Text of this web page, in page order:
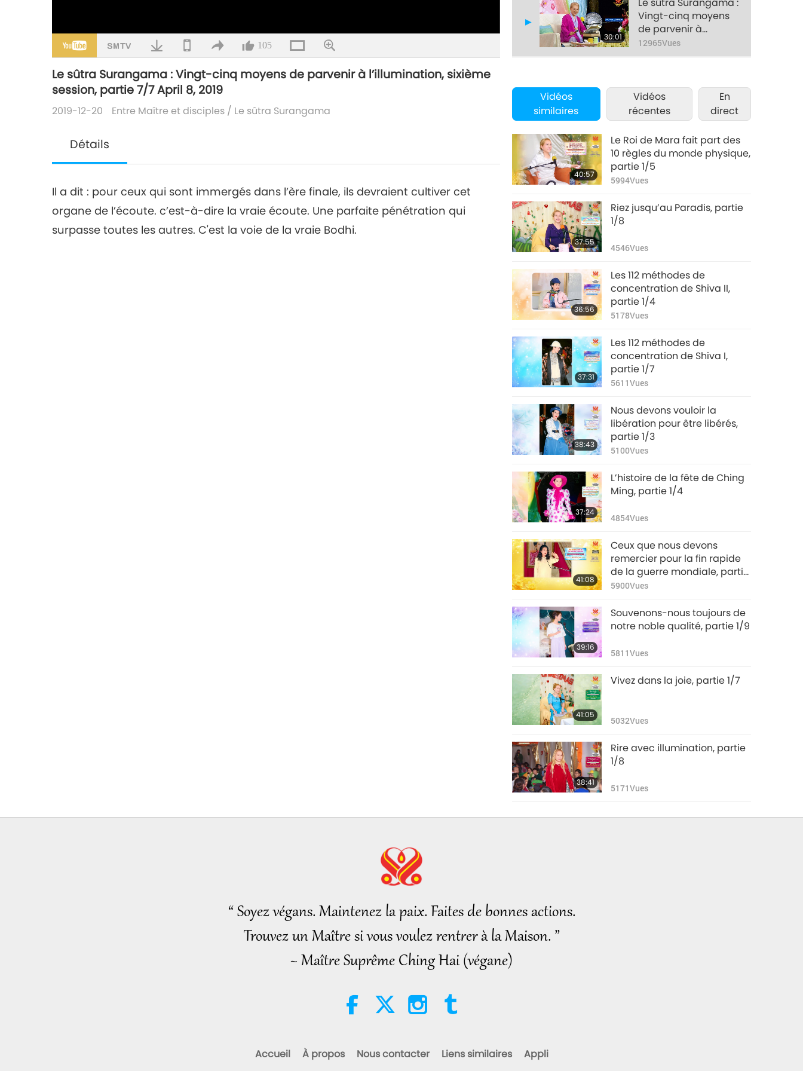
105
Le sûtra Surangama : Vingt-cinq moyens de parvenir à l’illumination, sixième
session, partie 7/7 April 8, 2019
2019-12-20 Entre Maître et disciples / Le sûtra Surangama
Détails
Il a dit : pour ceux qui sont immergés dans l’ère finale, ils devraient cultiver cet
organe de l’écoute. c’est-à-dire la vraie écoute. Une parfaite pénétration qui
surpasse toutes les autres. C'est la voie de la vraie Bodhi.
30:01
Vingt-cinq moyens
de parvenir à
l’illumination, sixième
session, partie 7/7
12965Vues
Vidéos
similaires
Vidéos
récentes
En
direct
40:57
Le Roi de Mara fait part des
10 règles du monde physique,
partie 1/5
5994Vues
37:55
Riez jusqu’au Paradis, partie
1/8
4546Vues
36:56
Les 112 méthodes de
concentration de Shiva II,
partie 1/4
5178Vues
37:31
Les 112 méthodes de
concentration de Shiva I,
partie 1/7
5611Vues
38:43
Nous devons vouloir la
libération pour être libérés,
partie 1/3
5100Vues
37:24
L’histoire de la fête de Ching
Ming, partie 1/4
4854Vues
41:08
Ceux que nous devons
remercier pour la fin rapide
de la guerre mondiale, partie
1/3
5900Vues
39:16
Souvenons-nous toujours de
notre noble qualité, partie 1/9
5811Vues
41:05
Vivez dans la joie, partie 1/7
5032Vues
38:41
Rire avec illumination, partie
1/8
5171Vues
“ Soyez végans. Maintenez la paix. Faites de bonnes actions.
Trouvez un Maître si vous voulez rentrer à la Maison. ”
~ Maître Suprême Ching Hai (végane)
Accueil À propos Nous contacter Liens similaires Appli